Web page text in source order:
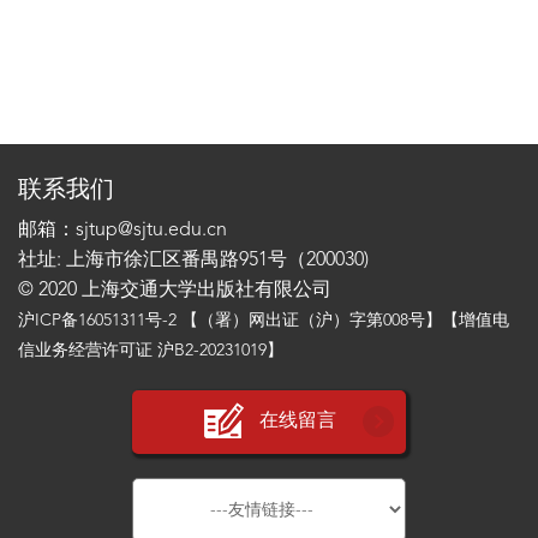
联系我们
邮箱：sjtup@sjtu.edu.cn
社址: 上海市徐汇区番禺路951号（200030)
© 2020 上海交通大学出版社有限公司
沪ICP备16051311号-2 【（署）网出证（沪）字第008号】【增值电
信业务经营许可证 沪B2-20231019】
在线留言